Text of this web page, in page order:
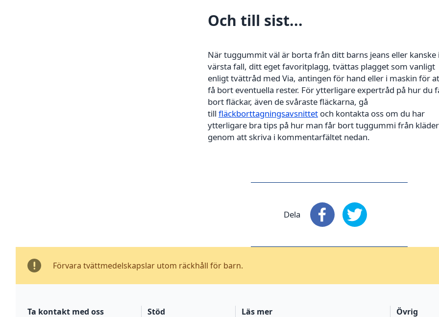
Och till sist...
När tuggummit väl är borta från ditt barns jeans eller kanske i
värsta fall, ditt eget favoritplagg, tvättas plagget som vanligt
enligt tvättråd med Via, antingen för hand eller i maskin för
få bort eventuella rester. För ytterligare expertråd på hur du
bort fläckar, även de svåraste fläckarna, gå
till fläckborttagningsavsnittet och kontakta oss om du har
ytterligare bra tips på hur man får bort tuggummi från kläder
genom att skriva i kommentarfältet nedan.
Dela Dela : Facebook
Dela
Förvara tvättmedelskapslar utom räckhåll för barn.
Ta kontakt med oss Stöd Läs mer Övrig